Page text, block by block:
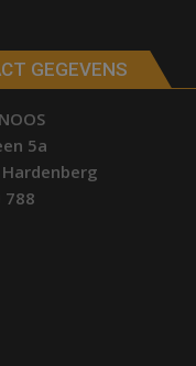
GEGEVENS
5a
788